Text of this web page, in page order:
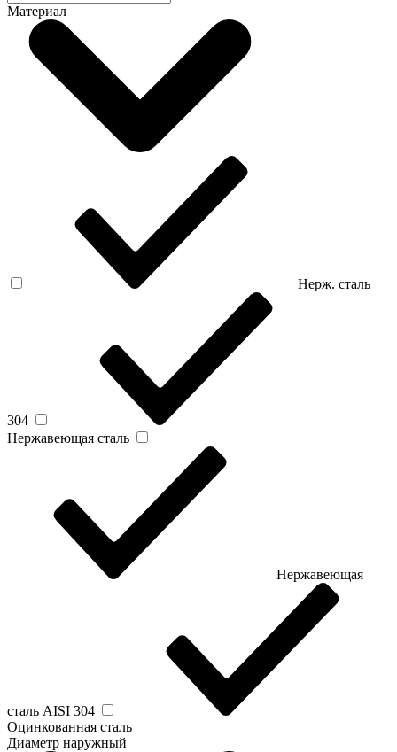
Материал
Нерж. сталь
304
Нержавеющая сталь
Нержавеющая
сталь AISI 304
Оцинкованная сталь
Диаметр наружный